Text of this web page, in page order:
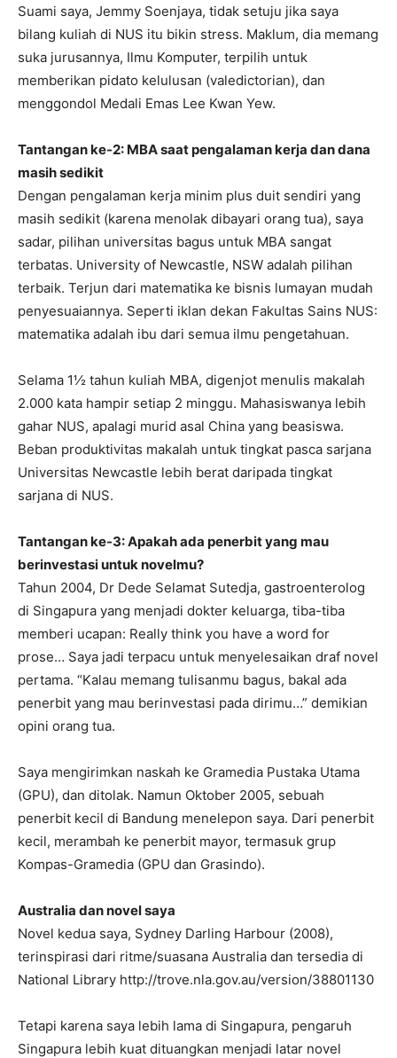
Suami saya, Jemmy Soenjaya, tidak setuju jika saya
bilang kuliah di NUS itu bikin stress. Maklum, dia memang
suka jurusannya, Ilmu Komputer, terpilih untuk
memberikan pidato kelulusan (valedictorian), dan
menggondol Medali Emas Lee Kwan Yew.
Tantangan ke-2: MBA saat pengalaman kerja dan dana
masih sedikit
Dengan pengalaman kerja minim plus duit sendiri yang
masih sedikit (karena menolak dibayari orang tua), saya
sadar, pilihan universitas bagus untuk MBA sangat
terbatas. University of Newcastle, NSW adalah pilihan
terbaik. Terjun dari matematika ke bisnis lumayan mudah
penyesuaiannya. Seperti iklan dekan Fakultas Sains NUS:
matematika adalah ibu dari semua ilmu pengetahuan.
Selama 1½ tahun kuliah MBA, digenjot menulis makalah
2.000 kata hampir setiap 2 minggu. Mahasiswanya lebih
gahar NUS, apalagi murid asal China yang beasiswa.
Beban produktivitas makalah untuk tingkat pasca sarjana
Universitas Newcastle lebih berat daripada tingkat
sarjana di NUS.
Tantangan ke-3: Apakah ada penerbit yang mau
berinvestasi untuk novelmu?
Tahun 2004, Dr Dede Selamat Sutedja, gastroenterolog
di Singapura yang menjadi dokter keluarga, tiba-tiba
memberi ucapan: Really think you have a word for
prose… Saya jadi terpacu untuk menyelesaikan draf novel
pertama. “Kalau memang tulisanmu bagus, bakal ada
penerbit yang mau berinvestasi pada dirimu…” demikian
opini orang tua.
Saya mengirimkan naskah ke Gramedia Pustaka Utama
(GPU), dan ditolak. Namun Oktober 2005, sebuah
penerbit kecil di Bandung menelepon saya. Dari penerbit
kecil, merambah ke penerbit mayor, termasuk grup
Kompas-Gramedia (GPU dan Grasindo).
Australia dan novel saya
Novel kedua saya, Sydney Darling Harbour (2008),
terinspirasi dari ritme/suasana Australia dan tersedia di
National Library http://trove.nla.gov.au/version/38801130
Tetapi karena saya lebih lama di Singapura, pengaruh
Singapura lebih kuat dituangkan menjadi latar novel